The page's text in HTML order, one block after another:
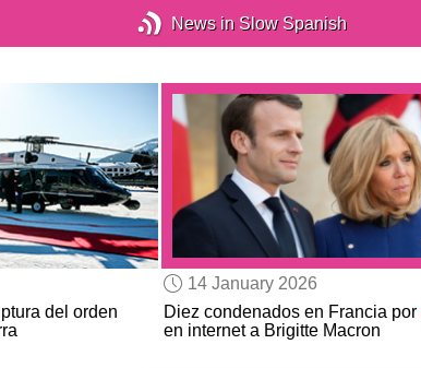
News in Slow Spanish
del orden
14 January 2026
Diez condenados en Francia por
en internet a Brigitte Macron